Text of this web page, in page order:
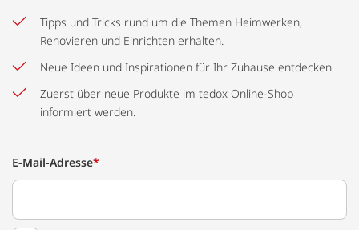
Tipps und Tricks rund um die Themen Heimwerken,
Renovieren und Einrichten erhalten.
Neue Ideen und Inspirationen für Ihr Zuhause entdecken.
Zuerst über neue Produkte im tedox Online-Shop
informiert werden.
E-Mail-Adresse*